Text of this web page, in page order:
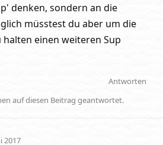
denken, sondern an die
müsstest du aber um die
einen weiteren Sup
Antworten
auf diesen Beitrag geantwortet.
2017